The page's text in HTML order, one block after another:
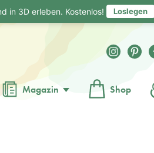
Magazin Shop
in 3D erleben. Kostenlos! Loslegen